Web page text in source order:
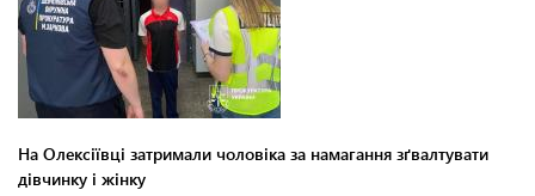
На Олексіївці затримали чоловіка за намагання зґвалтувати
дівчинку і жінку